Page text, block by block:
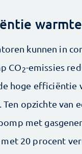
kunnen in
CO2-emissies
hoge efficiëntie
opzichte van
met
met 20 procent